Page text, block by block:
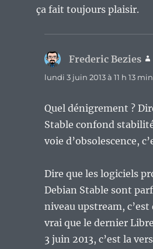
ça fait toujours plaisir.
Frederic Bezies
lundi 3 juin 2013 à 11 h 13 min
Quel dénigrement ?
Stable confond
voie d’obsolescence,
Dire que les logiciels
Debian Stable sont
niveau upstream,
vrai que le dernier
3 juin 2013, c’est la